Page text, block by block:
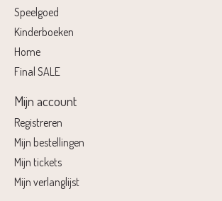
Speelgoed
Kinderboeken
Home
Final SALE
Mijn account
Registreren
Mijn bestellingen
Mijn tickets
Mijn verlanglijst